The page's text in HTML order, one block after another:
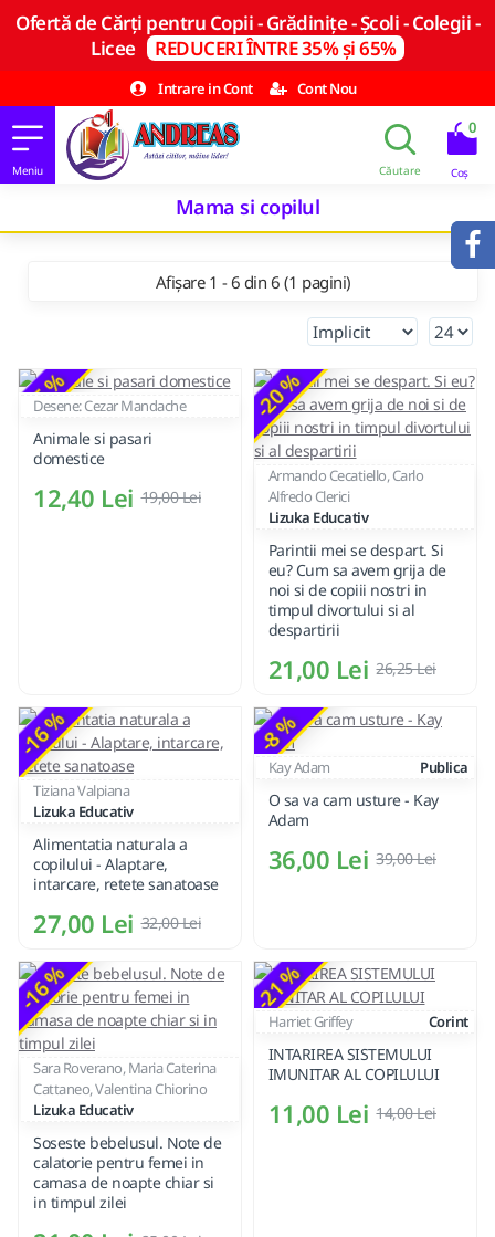
Ofertă de Cărți pentru Copii - Grădinițe - Școli - Colegii -
Licee REDUCERI ÎNTRE 35% și 65%
Intrare in Cont
Cont Nou
0
Mama si copilul
Afișare 1 - 6 din 6 (1 pagini)
-35 %
Desene: Cezar Mandache
Animale si pasari
domestice
12,40 Lei 19,00 Lei
-20 %
Armando Cecatiello, Carlo
Alfredo Clerici
Lizuka Educativ
Parintii mei se despart. Si
eu? Cum sa avem grija de
noi si de copiii nostri in
timpul divortului si al
despartirii
21,00 Lei 26,25 Lei
-16 %
Tiziana Valpiana
Lizuka Educativ
Alimentatia naturala a
copilului - Alaptare,
intarcare, retete sanatoase
27,00 Lei 32,00 Lei
-8 %
Kay Adam Publica
O sa va cam usture - Kay
Adam
36,00 Lei 39,00 Lei
-16 %
Sara Roverano, Maria Caterina
Cattaneo, Valentina Chiorino
Lizuka Educativ
Soseste bebelusul. Note de
calatorie pentru femei in
camasa de noapte chiar si
in timpul zilei
-21 %
Harriet Griffey Corint
INTARIREA SISTEMULUI
IMUNITAR AL COPILULUI
11,00 Lei 14,00 Lei